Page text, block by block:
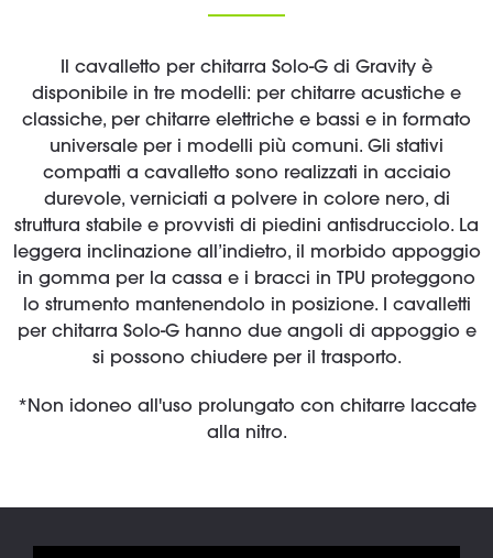
Il cavalletto per chitarra Solo-G di Gravity è
disponibile in tre modelli: per chitarre acustiche e
classiche, per chitarre elettriche e bassi e in formato
universale per i modelli più comuni. Gli stativi
compatti a cavalletto sono realizzati in acciaio
durevole, verniciati a polvere in colore nero, di
struttura stabile e provvisti di piedini antisdrucciolo. La
leggera inclinazione all’indietro, il morbido appoggio
in gomma per la cassa e i bracci in TPU proteggono
lo strumento mantenendolo in posizione. I cavalletti
per chitarra Solo-G hanno due angoli di appoggio e
si possono chiudere per il trasporto.
*Non idoneo all'uso prolungato con chitarre laccate
alla nitro.